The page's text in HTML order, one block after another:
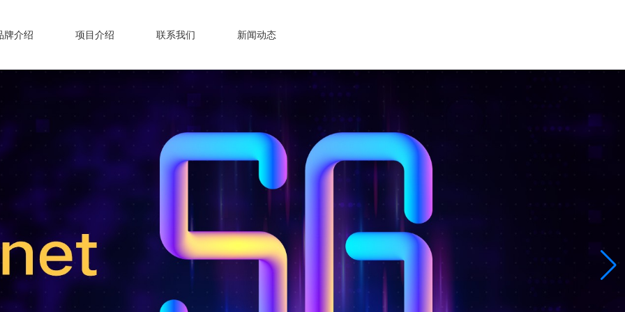
牌介绍 项目介绍 联系我们 新闻动态